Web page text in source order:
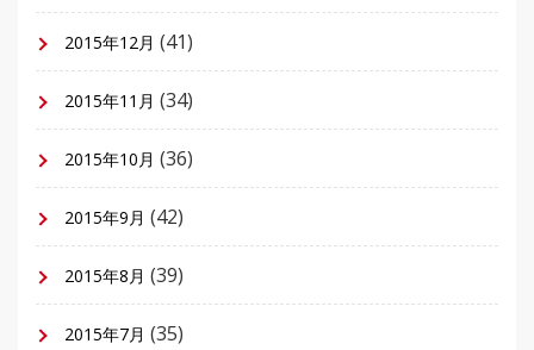
2015年12月 (41)
2015年11月 (34)
2015年10月 (36)
2015年9月 (42)
2015年8月 (39)
2015年7月 (35)